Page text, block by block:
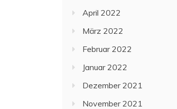
April 2022
März 2022
Februar 2022
Januar 2022
Dezember 2021
November 2021